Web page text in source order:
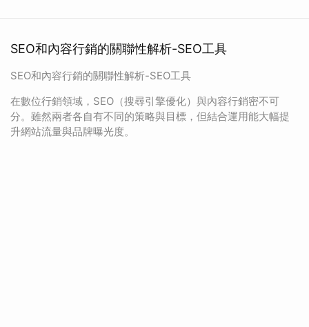
SEO和內容行銷的關聯性解析-SEO工具
SEO和內容行銷的關聯性解析-SEO工具
在數位行銷領域，SEO（搜尋引擎優化）與內容行銷密不可
分。雖然兩者各自有不同的策略與目標，但結合運用能大幅提
升網站流量與品牌曝光度。